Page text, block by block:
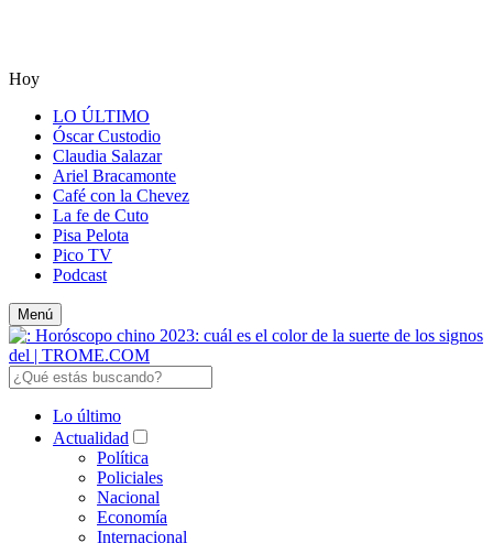
Hoy
LO ÚLTIMO
Óscar Custodio
Claudia Salazar
Ariel Bracamonte
Café con la Chevez
La fe de Cuto
Pisa Pelota
Pico TV
Podcast
Menú
Lo último
Actualidad
Política
Policiales
Nacional
Economía
Internacional